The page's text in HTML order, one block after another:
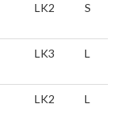
LK2 S
LK3 L
LK2 L